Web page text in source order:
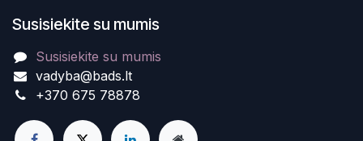
Susisiekite su mumis
Susisiekite su mumis
vadyba@bads.lt
+370 675 78878